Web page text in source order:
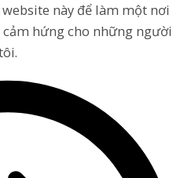
này để làm một nơi
hứng cho những người